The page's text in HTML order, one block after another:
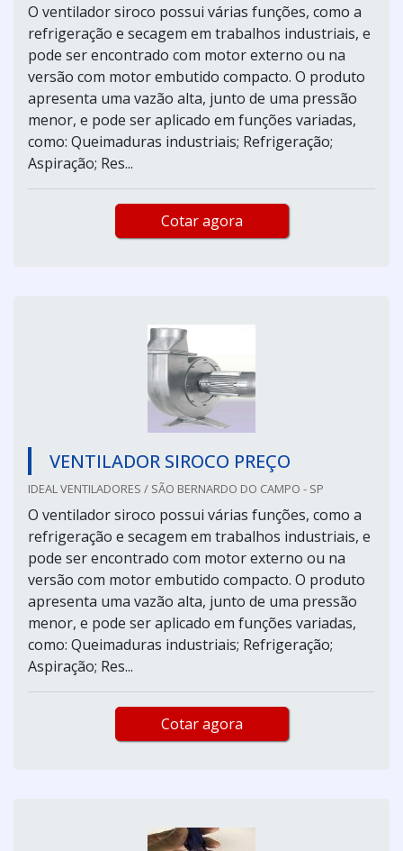
O ventilador siroco possui várias funções, como a
refrigeração e secagem em trabalhos industriais, e
pode ser encontrado com motor externo ou na
versão com motor embutido compacto. O produto
apresenta uma vazão alta, junto de uma pressão
menor, e pode ser aplicado em funções variadas,
como: Queimaduras industriais; Refrigeração;
Aspiração; Res...
Cotar agora
VENTILADOR SIROCO PREÇO
IDEAL VENTILADORES / SÃO BERNARDO DO CAMPO - SP
O ventilador siroco possui várias funções, como a
refrigeração e secagem em trabalhos industriais, e
pode ser encontrado com motor externo ou na
versão com motor embutido compacto. O produto
apresenta uma vazão alta, junto de uma pressão
menor, e pode ser aplicado em funções variadas,
como: Queimaduras industriais; Refrigeração;
Aspiração; Res...
Cotar agora